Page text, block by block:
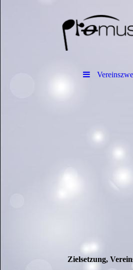
Zielsetzung,